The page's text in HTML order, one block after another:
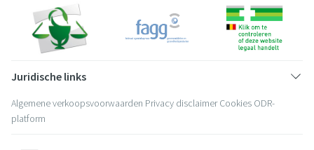
Juridische links
Algemene verkoopsvoorwaarden Privacy disclaimer Cookies ODR-
platform